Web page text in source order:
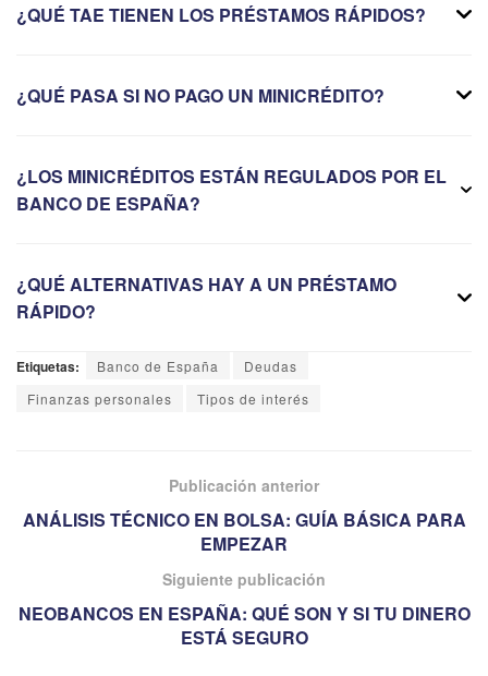
¿QUÉ TAE TIENEN LOS PRÉSTAMOS RÁPIDOS?
¿QUÉ PASA SI NO PAGO UN MINICRÉDITO?
¿LOS MINICRÉDITOS ESTÁN REGULADOS POR EL
BANCO DE ESPAÑA?
¿QUÉ ALTERNATIVAS HAY A UN PRÉSTAMO
RÁPIDO?
Etiquetas: Banco de España
Deudas
Finanzas personales
Tipos de interés
Publicación anterior
ANÁLISIS TÉCNICO EN BOLSA: GUÍA BÁSICA PARA
EMPEZAR
Siguiente publicación
NEOBANCOS EN ESPAÑA: QUÉ SON Y SI TU DINERO
ESTÁ SEGURO